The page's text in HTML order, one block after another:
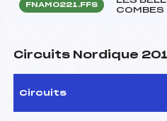
FNAM0221.FFS
COMBES
Circuits Nordique
Circuits